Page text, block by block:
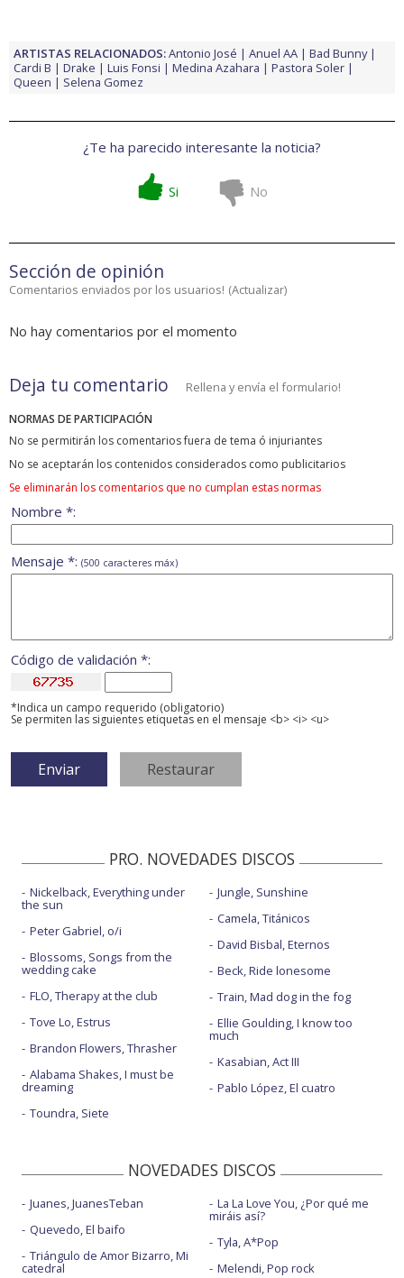
ARTISTAS RELACIONADOS:Antonio José Anuel AA
Bad Bunny
Cardi B
Drake Luis Fonsi Medina Azahara
Pastora Soler
Queen
Selena Gomez
¿Te ha parecido interesante la noticia?
Si No
Sección de opinión
Comentarios enviados por los usuarios! (Actualizar)
No hay comentarios por el momento
Deja tu comentario Rellena y envía el formulario!
NORMAS DE PARTICIPACIÓN
No se permitirán los comentarios fuera de tema ó injuriantes
No se aceptarán los contenidos considerados como publicitarios
Se eliminarán los comentarios que no cumplan estas normas
Nombre *:
Mensaje *: (500 caracteres máx)
Código de validación *:
*Indica un campo requerido (obligatorio)
Se permiten las siguientes etiquetas en el mensaje <b> <i> <u>
PRO. NOVEDADES DISCOS
Nickelback, Everything under
the sun
Peter Gabriel, o/i
Blossoms, Songs from the
wedding cake
FLO, Therapy at the club
Tove Lo, Estrus
Brandon Flowers, Thrasher
Alabama Shakes, I must be
dreaming
Toundra, Siete
Jungle, Sunshine
Camela, Titánicos
David Bisbal, Eternos
Beck, Ride lonesome
Train, Mad dog in the fog
Ellie Goulding, I know too
much
Kasabian, Act III
Pablo López, El cuatro
NOVEDADES DISCOS
Juanes, JuanesTeban
Quevedo, El baifo
Triángulo de Amor Bizarro, Mi
catedral
La La Love You, ¿Por qué me
miráis así?
Tyla, A*Pop
Melendi, Pop rock